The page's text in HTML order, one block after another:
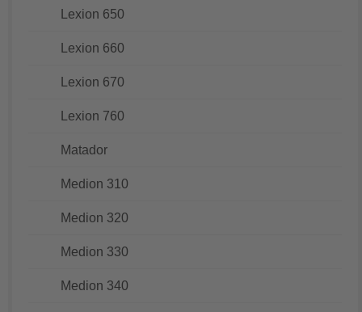
Lexion 650
Lexion 660
Lexion 670
Lexion 760
Matador
Medion 310
Medion 320
Medion 330
Medion 340